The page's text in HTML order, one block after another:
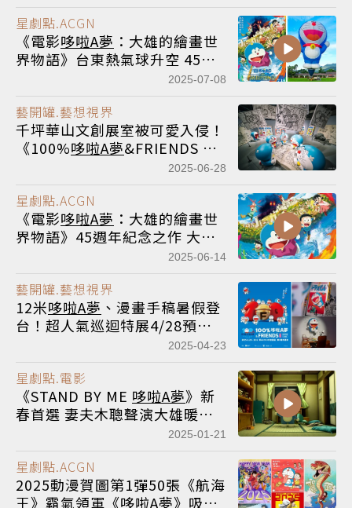
星劇點.ACGN
《電影哆啦A夢 ：大雄的繪畫世
界物語》台東熱氣球升空 45週
年好口碑5歲小孩指定三刷2025-07-08
藝開罐.藝想視界
千坪華山文創展室被可愛入侵！
《100%哆啦A夢&FRIENDS 巡
迴特展 台北站》6/28起10大展
2025-06-28
星劇點.ACGN
《電影哆啦A夢 ：大雄的繪畫世
界物語》45週年紀念之作 大雄
2025-06-14
藝開罐.藝想視界
12米哆啦A夢 、漫畫手稿暑假登
台！超人氣巡迴特展4/28預售
2025-04-23
星劇點.電影
《STAND BY ME 哆啦A夢》新
春首選 妻夫木聰聲演大雄暖心
2025-01-21
星劇點.ACGN
2025動漫賀圖第1彈50張《航海
王》霸氣領軍《哆啦A夢》吸睛